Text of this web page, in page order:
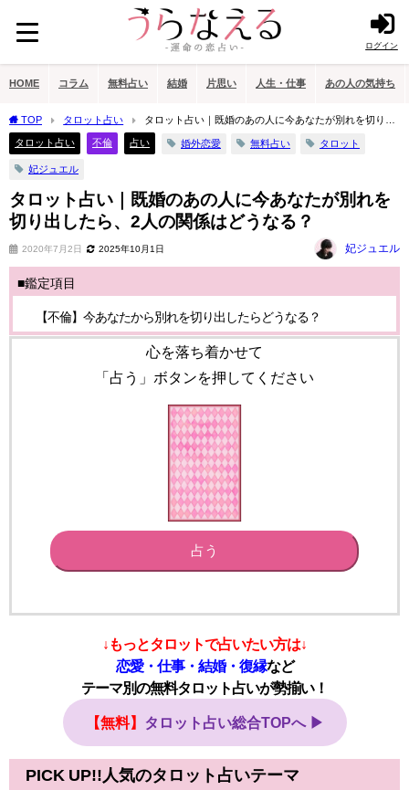
ログイン
HOME コラム 無料占い 結婚 片思い 人生・仕事 あの人の気持ち
TOP タロット占い
タロット占い｜既婚のあの人に今あなたが別れを切り出
したら、2人の関係はどうなる？
タロット占い 不倫 占い 婚外恋愛 無料占い タロット
妃ジュエル
タロット占い｜既婚のあの人に今あなたが別れを
切り出したら、2人の関係はどうなる？
2020年7月2日 2025年10月1日 妃ジュエル
■鑑定項目
【不倫】今あなたから別れを切り出したらどうなる？
心を落ち着かせて
「占う」ボタンを押してください
占う
↓もっとタロットで占いたい方は↓
恋愛・仕事・結婚・復縁など
テーマ別の無料タロット占いが勢揃い！
【無料】 タロット占い総合TOPへ ▶
PICK UP!!人気のタロット占いテーマ